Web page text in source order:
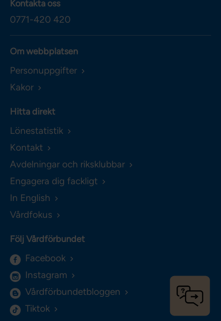
Kontakta oss
0771-420 420
Om webbplatsen
Personuppgifter
Kakor
Hitta direkt
Lönestatistik
Kontakt
Avdelningar och riksklubbar
Engagera dig fackligt
In English
Vårdfokus
Följ Vårdförbundet
Facebook
Instagram
Vårdförbundetbloggen
Tiktok